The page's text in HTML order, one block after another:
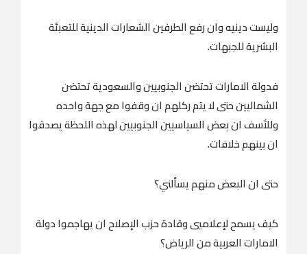
وليست دينيه وان رفع الطرفين الشعارات الدينية للتعبئة
البشرية للجبهات.
فدولة الامارات تحتضن الجنوبيين والسعودية تحتضن
الشماليين حتى لا يتم ركلهم ان وقفوا مع جهة واحده
وللأسف ان بعض السياسيين الجنوبيين لهذه اللحظة يصدقوا
ان بينهم خلافات.
حتى ان البعض منهم يسألني؟
كيف يسمح لإعلاميي وقادة حزب الإصلاح ان يهاجموا دولة
الامارات العربية من الرياض؟